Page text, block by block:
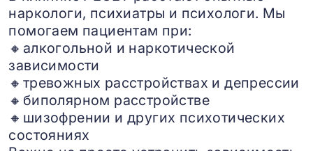
наркологи, психиатры и психологи. Мы
помогаем пациентам при:
🔸алкогольной и наркотической
зависимости
🔸тревожных расстройствах и депрессии
🔸биполярном расстройстве
🔸шизофрении и других психотических
состояниях